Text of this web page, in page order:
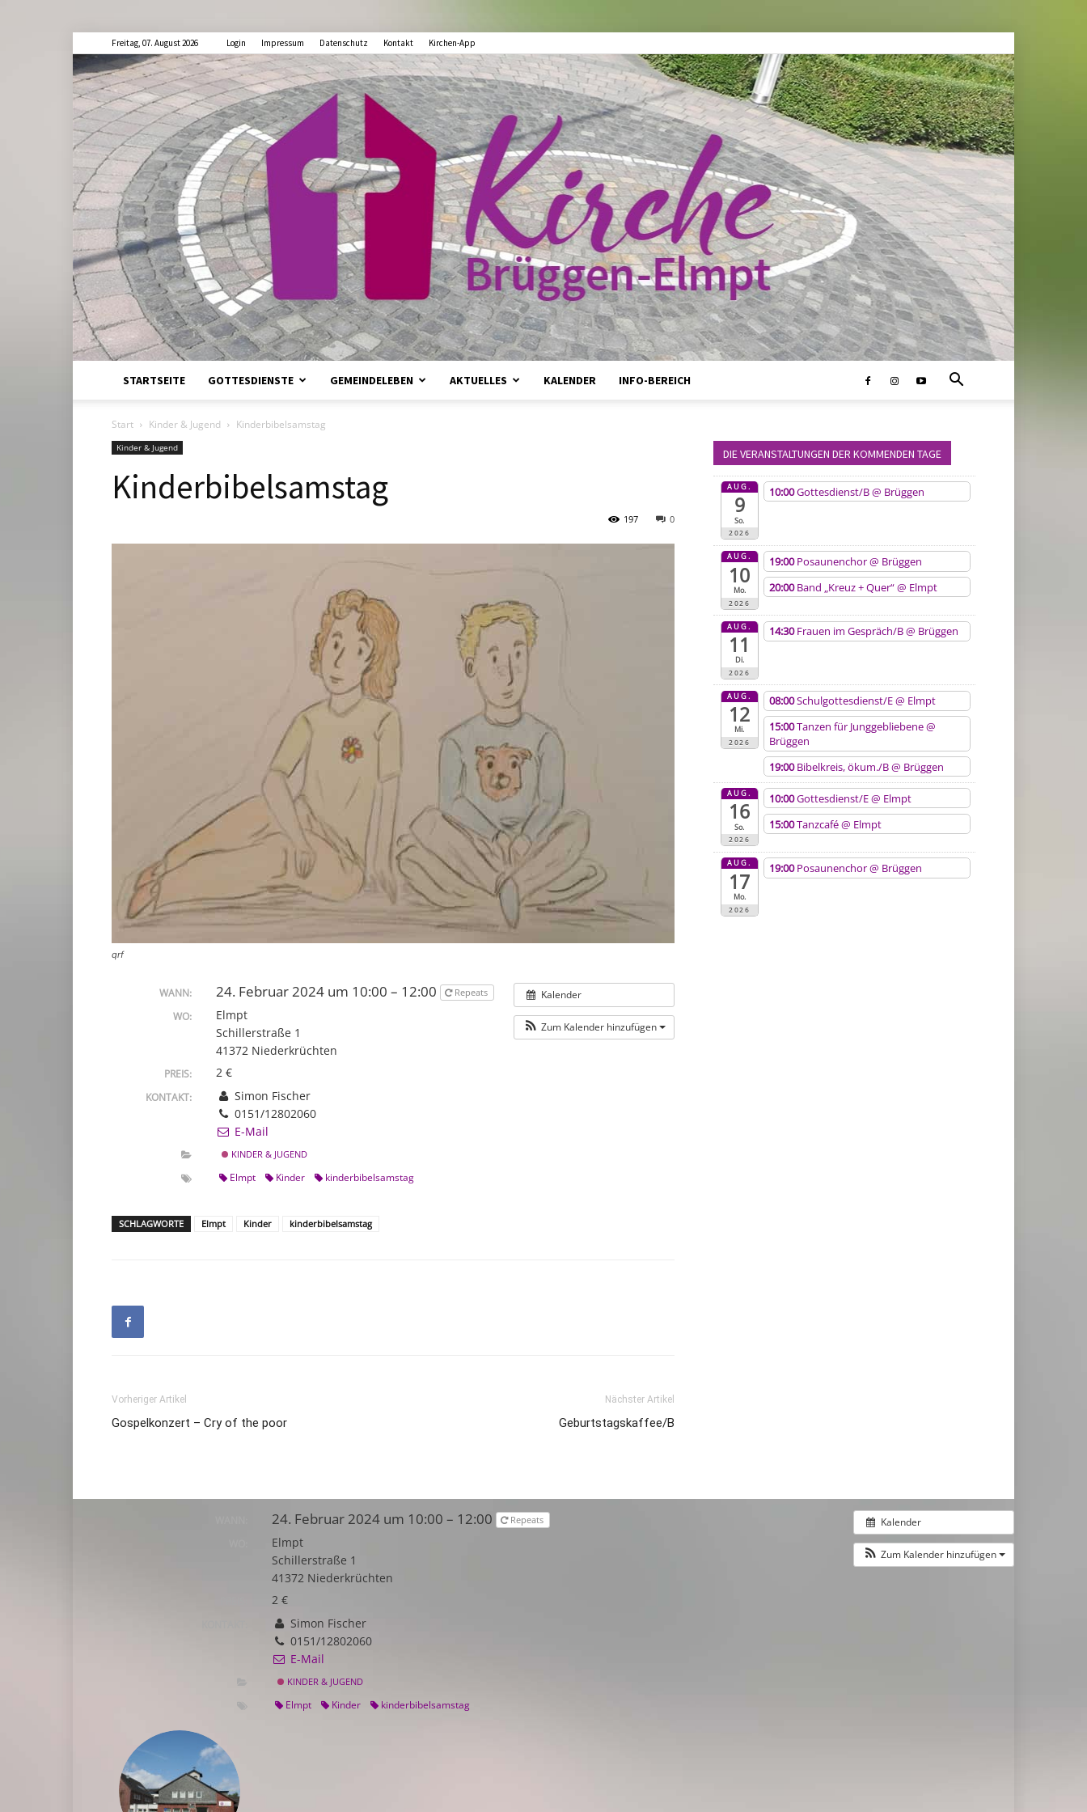
Freitag, 07. August 2026 Login Impressum Datenschutz Kontakt Kirchen-App
STARTSEITE GOTTESDIENSTE GEMEINDELEBEN AKTUELLES KALENDER INFO-BEREICH
Start Kinder & Jugend Kinderbibelsamstag
Kinder & Jugend
Kinderbibelsamstag
0
197
qrf
Kalender
Zum Kalender hinzufügen
WANN: 24. Februar 2024 um 10:00 – 12:00 Repeats
WO:
Elmpt
Schillerstraße 1
41372 Niederkrüchten
PREIS: 2 €
KONTAKT:
Simon Fischer
0151/12802060
E-Mail
KINDER & JUGEND
Elmpt Kinder kinderbibelsamstag
SCHLAGWORTE Elmpt Kinder kinderbibelsamstag
Vorheriger Artikel
Gospelkonzert – Cry of the poor
Nächster Artikel
Geburtstagskaffee/B
DIE VERANSTALTUNGEN DER KOMMENDEN TAGE
AUG.
9
So.
2026
10:00Gottesdienst/B@ Brüggen
AUG.
10
Mo.
2026
19:00Posaunenchor@ Brüggen
20:00Band „Kreuz + Quer“@ Elmpt
AUG.
11
Di.
2026
14:30Frauen im Gespräch/B@ Brüggen
AUG.
12
Mi.
2026
08:00Schulgottesdienst/E@ Elmpt
15:00Tanzen für Junggebliebene@
Brüggen
19:00Bibelkreis, ökum./B@ Brüggen
AUG.
16
So.
2026
10:00Gottesdienst/E@ Elmpt
15:00Tanzcafé@ Elmpt
AUG.
17
Mo.
2026
19:00Posaunenchor@ Brüggen
Kalender
Zum Kalender hinzufügen
24. Februar 2024 um 10:00 – 12:00 Repeats
Elmpt
Schillerstraße 1
41372 Niederkrüchten
2 €
Simon Fischer
0151/12802060
E-Mail
KINDER & JUGEND
Elmpt Kinder kinderbibelsamstag